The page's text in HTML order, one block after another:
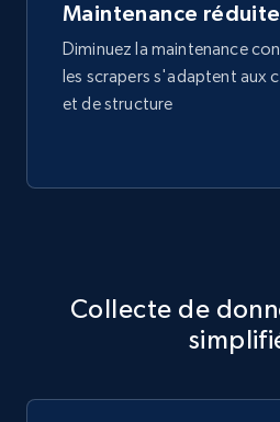
Maintenance réduite
Diminuez la maintenance
les scrapers s'adaptent aux
et de structure
Collecte de